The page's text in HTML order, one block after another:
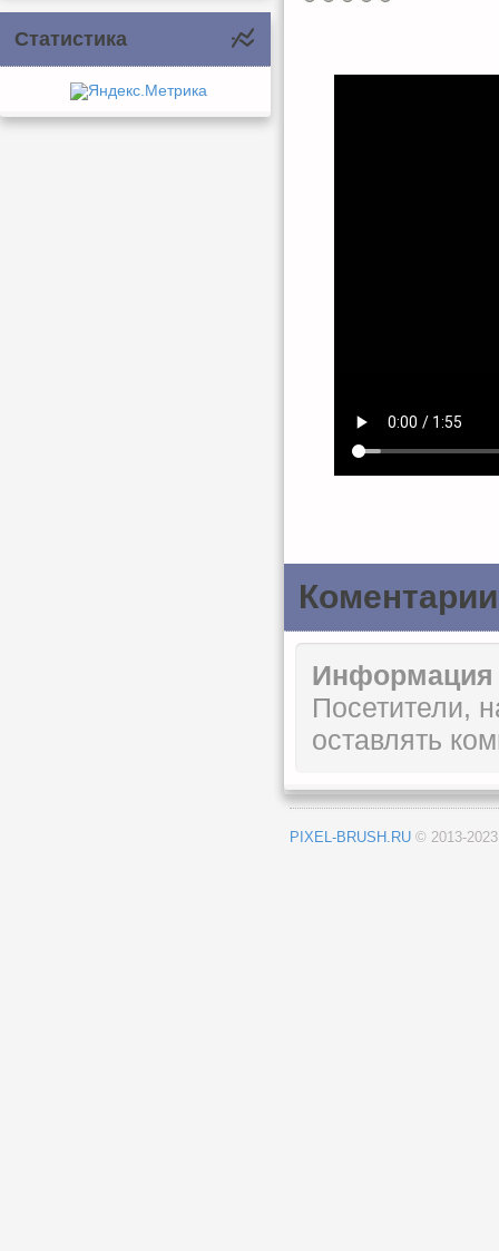
Статистика
Коментарии
Информация
Посетители,
оставлять
PIXEL-BRUSH.RU © 2013-